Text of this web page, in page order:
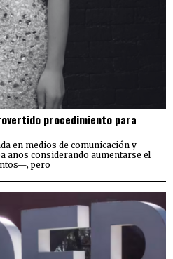
procedimiento para
en medios de comunicación y
años considerando aumentarse el
pero